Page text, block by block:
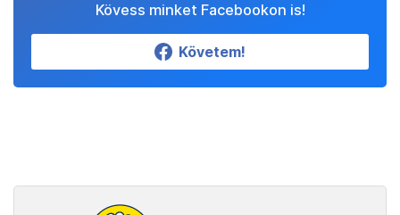
Kövess minket Facebookon is!
Követem!